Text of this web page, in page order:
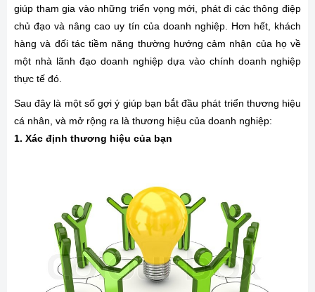
giúp tham gia vào những triển vọng mới, phát đi các thông điệp
chủ đạo và nâng cao uy tín của doanh nghiệp. Hơn hết, khách
hàng và đối tác tiềm năng thường hướng cảm nhận của họ về
một nhà lãnh đạo doanh nghiệp dựa vào chính doanh nghiệp
thực tế đó.
Sau đây là một số gợi ý giúp bạn bắt đầu phát triển thương hiệu
cá nhân, và mở rộng ra là thương hiệu của doanh nghiệp:
1. Xác định thương hiệu của bạn